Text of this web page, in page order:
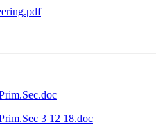
3 12 18.doc